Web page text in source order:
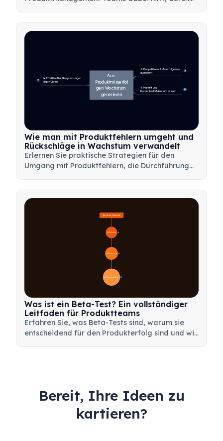
Wesentliche schneller Mehrwert zu liefern.
🔄 Perspektive auf Misserfolge neu
ausrichten
4
📊 Effektive Nachbesprechungen
durchführen
7
🎯 Marktfit und
Kundenbedürfnisse analysieren
14
Aus
Produktmisserfol
gen Wachstum
generieren
Wie man mit Produktfehlern umgeht und
Rückschläge in Wachstum verwandelt
Erlernen Sie praktische Strategien für den
Umgang mit Produktfehlern, die Durchführung
Lernmöglichkeiten für Ihr Team.
🔍 Definition 4
🎯 Bedeutung 7
📋 Prozess und Arten
Beta-Test-Übersicht
Was ist ein Beta-Test? Ein vollständiger
Leitfaden für Produktteams
Erfahren Sie, was Beta-Tests sind, warum sie
entscheidend für den Produkterfolg sind und wie
Bereit, Ihre Ideen zu
kartieren?